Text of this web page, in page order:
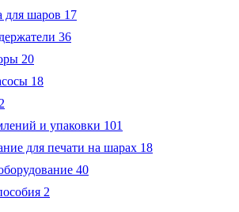
для шаров 17
36
20
18
и упаковки 101
для печати на шарах 18
40
2